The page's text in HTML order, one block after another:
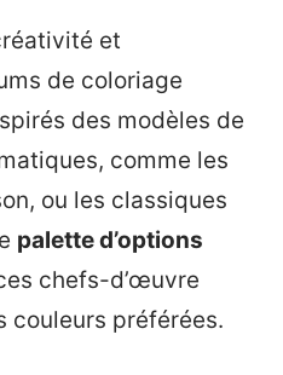
et
de coloriage
des modèles de
comme les
ou les classiques
palette d’options
chefs-d’œuvre
couleurs préférées.